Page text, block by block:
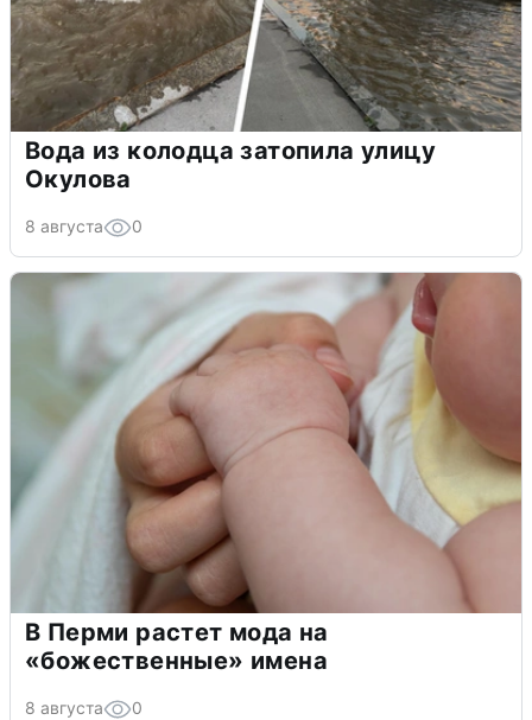
Вода из колодца затопила улицу
Окулова
8 августа 0
В Перми растет мода на
«божественные» имена
8 августа 0